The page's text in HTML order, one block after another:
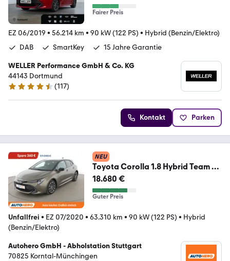
Fairer Preis
EZ 06/2019 • 56.214 km • 90 kW (122 PS) • Hybrid (Benzin/Elektro)
DAB
SmartKey 15 Jahre Garantie
WELLER Performance GmbH & Co. KG
44143 Dortmund
4.6 Sterne
(117)
Kontakt Parken
NEU
Toyota Corolla 1.8 Hybrid Team D
Aut.*LED*ACC*SPUR*CAM*
18.680 €
Guter Preis
Unfallfrei • EZ 07/2020 • 63.310 km • 90 kW (122 PS) • Hybrid
(Benzin/Elektro)
Autohero GmbH - Abholstation Stuttgart
70825 Korntal-Münchingen